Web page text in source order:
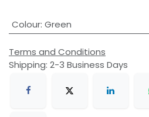
Colour: Green
Terms and Conditions
Shipping: 2-3 Business Days